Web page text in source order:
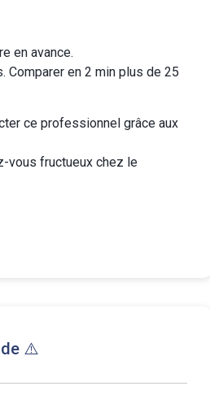
en avance.
en 2 min plus de 25
ce professionnel grâce aux
vous fructueux chez le
⚠️